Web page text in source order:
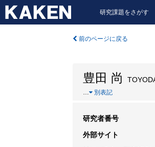
研究課題をさがす
前のページに戻る
豊田 尚
… 別表記
研究者番号
外部サイト